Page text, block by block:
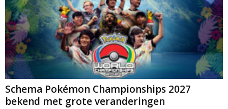
Schema Pokémon Championships 2027
bekend met grote veranderingen